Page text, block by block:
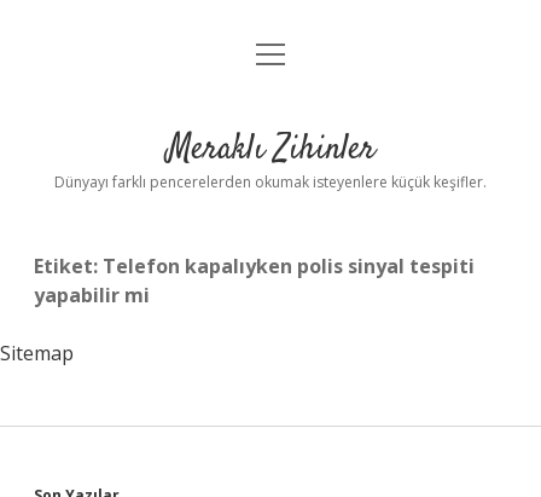
Anasayfa
Yasal Uyarı
menüyü
Meraklı Zihinler
Dünyayı farklı pencerelerden okumak isteyenlere küçük keşifler.
Etiket: Telefon kapalıyken polis sinyal tespiti
yapabilir mi
Sitemap